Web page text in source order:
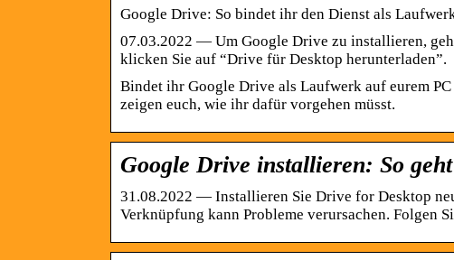
Google Drive: So bindet ihr den Dienst als
07.03.2022 — Um Google Drive zu installieren,
klicken Sie auf “Drive für Desktop herunterladen”.
Bindet ihr Google Drive als Laufwerk auf eurem
zeigen euch, wie ihr dafür vorgehen müsst.
Google Drive installieren: So
31.08.2022 — Installieren Sie Drive for Desktop
Verknüpfung kann Probleme verursachen. Folgen